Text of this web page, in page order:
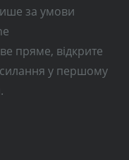
за умови
пряме, відкрите
у першому